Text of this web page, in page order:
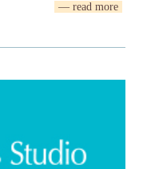
— read more